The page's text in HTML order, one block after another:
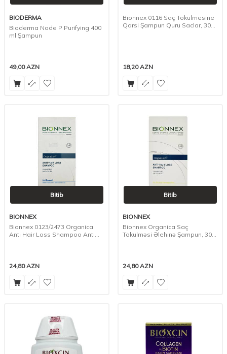
BIODERMA
Bioderma Node P Purifying 400
ml Şampun
49,00AZN
Bionnex 0116 Saç Tokulmesine
Qarsi Şampun Quru Saclar, 300
18,20AZN
Bitib
BIONNEX
Bionnex 0123/2473 Organica
Anti Hair Loss Shampoo Anti
24,80AZN
Bitib
BIONNEX
Bionnex Organica Saç
Tökülməsi Əlehinə Şampun, 300
24,80AZN